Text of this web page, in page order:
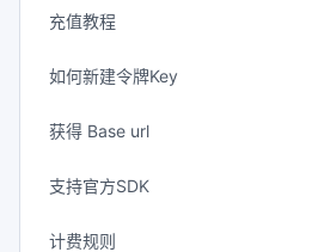
充值教程
如何新建令牌Key
获得 Base url
支持官方SDK
计费规则